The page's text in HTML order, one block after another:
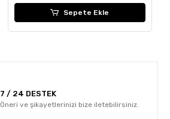
Sepete Ekle
7 / 24 DESTEK
Öneri ve şikayetlerinizi bize iletebilirsiniz.